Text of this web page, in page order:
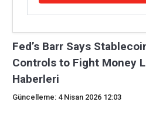
Fed’s Barr Says
Controls to Fight Money
Haberleri
Güncelleme: 4 Nisan 2026 12:03